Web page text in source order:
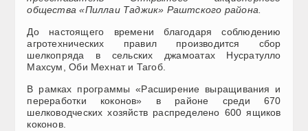
общества «Пиллаи Таджик» Раштского района.
До настоящего времени благодаря соблюдению
агротехнических правил производится сбор
шелкопряда в сельских джамоатах Нусратулло
Махсум, Оби Мехнат и Тагоб.
В рамках программы «Расширение выращивания и
переработки коконов» в районе среди 670
шелководческих хозяйств распределено 600 ящиков
коконов.